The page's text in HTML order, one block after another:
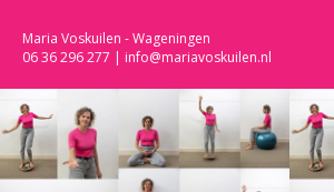
Maria Voskuilen - Wageningen
06 36 296 277 | info@mariavoskuilen.nl